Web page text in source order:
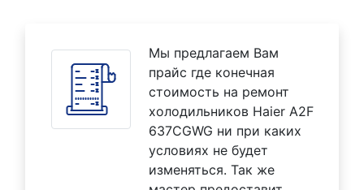
Мы предлагаем Вам
прайс где конечная
стоимость на ремонт
холодильников Haier A2F
637CGWG ни при каких
условиях не будет
изменяться. Так же